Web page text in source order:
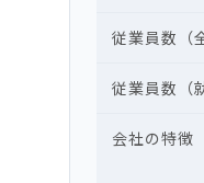
従業員数（
従業員数（
会社の特徴